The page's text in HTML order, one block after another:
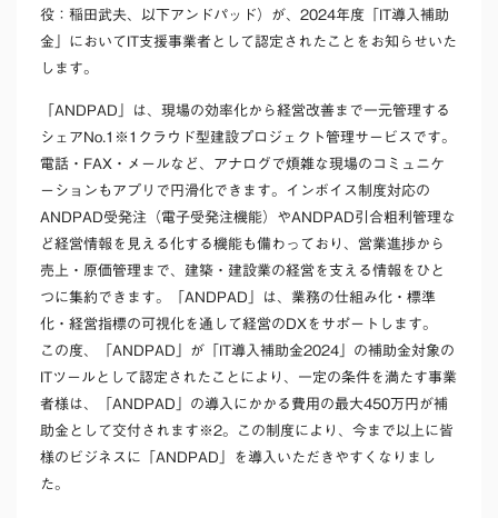
役：稲田武夫、以下アンドパッド）が、2024年度「IT導入補助
金」においてIT支援事業者として認定されたことをお知らせいた
します。
「ANDPAD」は、 現場の効率化から経営改善まで一元管理する
シェアNo.1 ※1 クラウド型建設プロジェクト管理サービスです。
電話・FAX・メールなど、アナログで煩雑な現場のコミュニケ
ーションもアプリで円滑化できます。インボイス制度対応の
ANDPAD受発注（電子受発注機能）やANDPAD引合粗利管理な
ど経営情報を見える化する機能も備わっており、営業進捗から
売上・原価管理まで、建築・建設業の経営を支える情報をひと
つに集約できます。「ANDPAD」は、業務の仕組み化・標準
化・経営指標の可視化を通して経営のDXをサポートします。
この度、「ANDPAD」が「IT導入補助金2024」の補助金対象の
ITツールとして認定されたことにより、一定の条件を満たす事業
者様は、「ANDPAD」の導入にかかる費用の最大450万円が補
助金として交付されます ※2。この制度により、今まで以上に皆
様のビジネスに「ANDPAD」を導入いただきやすくなりまし
た。